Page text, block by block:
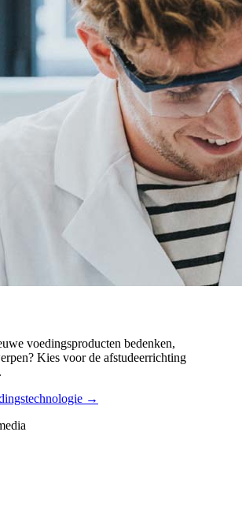
voedingsproducten bedenken,
Kies voor de afstudeerrichting
→